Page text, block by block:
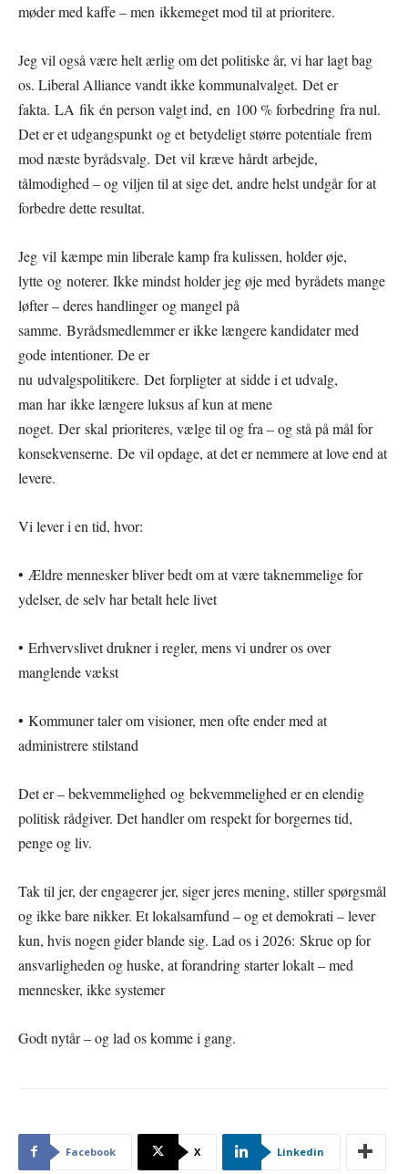
møder med kaffe – men ikkemeget mod til at prioritere.
Jeg vil også være helt ærlig om det politiske år, vi har lagt bag
os. Liberal Alliance vandt ikke kommunalvalget. Det er
fakta. LA fik én person valgt ind, en 100 % forbedring fra nul.
Det er et udgangspunkt og et betydeligt større potentiale frem
mod næste byrådsvalg. Det vil kræve hårdt arbejde,
tålmodighed – og viljen til at sige det, andre helst undgår for at
forbedre dette resultat.
Jeg vil kæmpe min liberale kamp fra kulissen, holder øje,
lytte og noterer. Ikke mindst holder jeg øje med byrådets mange
løfter – deres handlinger og mangel på
samme. Byrådsmedlemmer er ikke længere kandidater med
gode intentioner. De er
nu udvalgspolitikere. Det forpligter at sidde i et udvalg,
man har ikke længere luksus af kun at mene
noget. Der skal prioriteres, vælge til og fra – og stå på mål for
konsekvenserne. De vil opdage, at det er nemmere at love end at
levere.
Vi lever i en tid, hvor:
• Ældre mennesker bliver bedt om at være taknemmelige for
ydelser, de selv har betalt hele livet
• Erhvervslivet drukner i regler, mens vi undrer os over
manglende vækst
• Kommuner taler om visioner, men ofte ender med at
administrere stilstand
Det er – bekvemmelighed og bekvemmelighed er en elendig
politisk rådgiver. Det handler om respekt for borgernes tid,
penge og liv.
Tak til jer, der engagerer jer, siger jeres mening, stiller spørgsmål
og ikke bare nikker. Et lokalsamfund – og et demokrati – lever
kun, hvis nogen gider blande sig. Lad os i 2026: Skrue op for
ansvarligheden og huske, at forandring starter lokalt – med
mennesker, ikke systemer
Godt nytår – og lad os komme i gang.
Facebook X Linkedin